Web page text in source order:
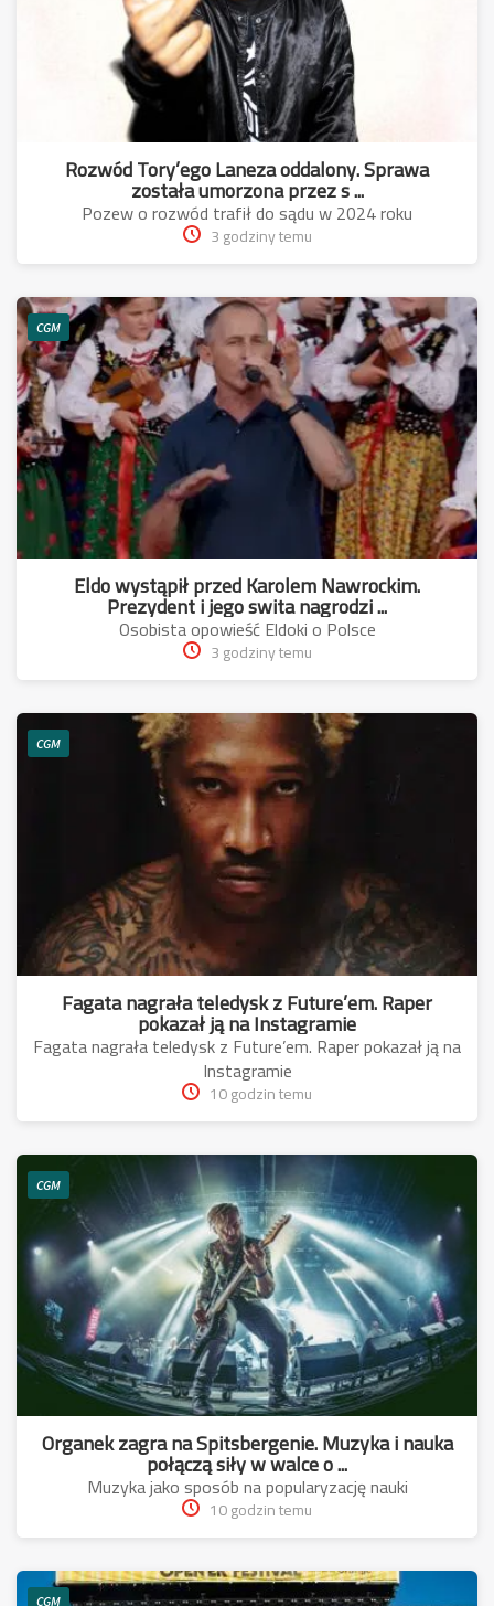
Rozwód Tory’ego Laneza oddalony. Sprawa
została umorzona przez s ...
Pozew o rozwód trafił do sądu w 2024 roku
3 godziny temu
CGM
Eldo wystąpił przed Karolem Nawrockim.
Prezydent i jego swita nagrodzi ...
Osobista opowieść Eldoki o Polsce
3 godziny temu
CGM
Fagata nagrała teledysk z Future’em. Raper
pokazał ją na Instagramie
Fagata nagrała teledysk z Future’em. Raper pokazał ją na
Instagramie
10 godzin temu
CGM
Organek zagra na Spitsbergenie. Muzyka i nauka
połączą siły w walce o ...
Muzyka jako sposób na popularyzację nauki
10 godzin temu
CGM